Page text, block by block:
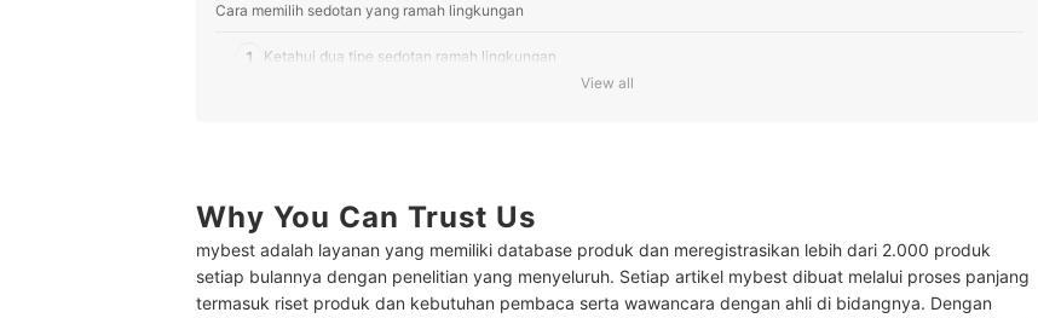
Cara memilih sedotan yang ramah lingkungan
1 Ketahui dua tipe sedotan ramah lingkungan
Cek juga ukurannya
10 Rekomendasi sedotan terbaik yang ramah lingkungan
Baca juga rekomendasi produk ramah lingkungan lainnya di sini
View all
Why You Can Trust Us
mybest adalah layanan yang memiliki database produk dan meregistrasikan lebih dari 2.000 produk
setiap bulannya dengan penelitian yang menyeluruh. Setiap artikel mybest dibuat melalui proses panjang
termasuk riset produk dan kebutuhan pembaca serta wawancara dengan ahli di bidangnya. Dengan